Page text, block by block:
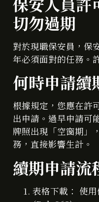
切勿過期
對於現職保安員，保
年必須面對的任務。
何時申請續
根據規定，您應在許
出申請。過早申請可
牌照出現「空窗期」
務，直接影響生計。
續期申請流
表格下載： 使